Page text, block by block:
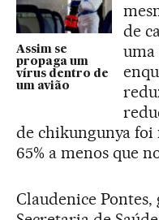
Assim se
propaga um
vírus dentro de
um avião
de
uma
de chikungunya
65% a menos que
Claudenice